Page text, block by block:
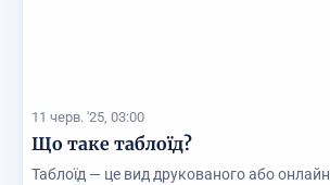
11 черв. '25, 03:00
Що таке таблоїд?
Таблоїд — це вид друкованого або